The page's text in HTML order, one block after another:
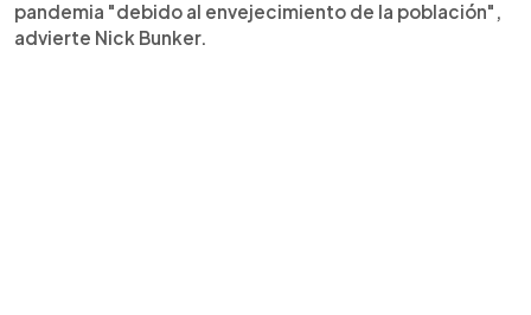
pandemia "debido al envejecimiento de la población",
advierte Nick Bunker.